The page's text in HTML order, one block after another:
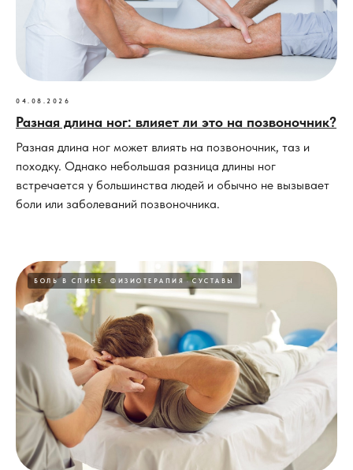
04.08.2026
Разная длина ног: влияет ли это на позвоночник?
Разная длина ног может влиять на позвоночник, таз и
походку. Однако небольшая разница длины ног
встречается у большинства людей и обычно не вызывает
боли или заболеваний позвоночника.
БОЛЬ В СПИНЕ ФИЗИОТЕРАПИЯ СУСТАВЫ